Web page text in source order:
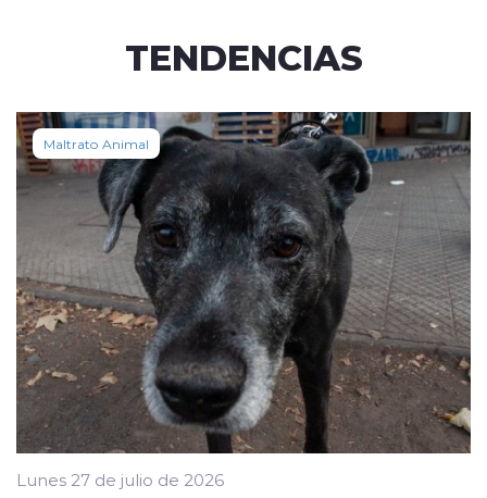
TENDENCIAS
Maltrato Animal
Lunes 27 de julio de 2026